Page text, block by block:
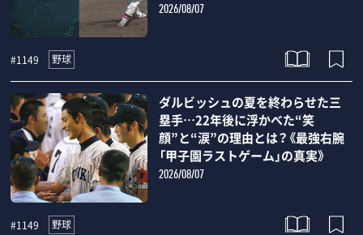
2026/08/07
#1149 野球
ダルビッシュの夏を終わらせた三
塁手…22年後に浮かべた“笑
顔”と“涙”の理由とは？《最強右腕
「甲子園ラストゲーム」の真実》
2026/08/07
#1149 野球